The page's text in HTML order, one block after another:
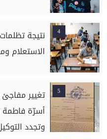
4
الاستعلام
5
تغيير
أسرّة فاطمة
وتجدد